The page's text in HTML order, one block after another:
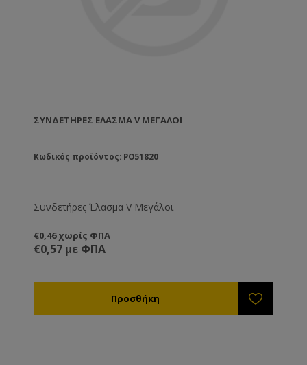
ΣΥΝΔΕΤΉΡΕΣ ΈΛΑΣΜΑ V ΜΕΓΆΛΟΙ
Κωδικός προϊόντος: PO51820
Συνδετήρες Έλασμα V Μεγάλοι
€0,46 χωρίς ΦΠΑ
€0,57 με ΦΠΑ